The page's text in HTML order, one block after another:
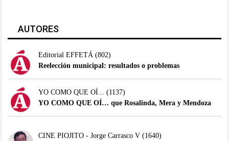
AUTORES
Editorial EFFETÁ(802)
Reelección municipal: resultados o problemas
YO COMO QUE OÍ... (1137)
YO COMO QUE OÍ… que Rosalinda, Mera y Mendoza
CINE PIOJITO - Jorge Carrasco V(1640)